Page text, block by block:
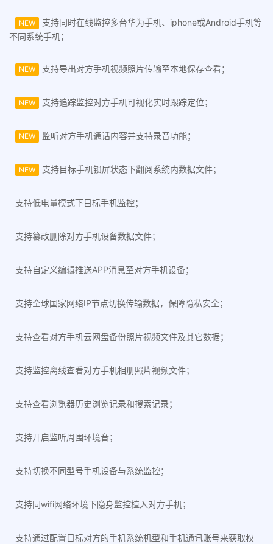
NEW
支持同时在线监控多台华为手机、iphone或Android手机等
不同系统手机；
NEW 支持导出对方手机视频照片传输至本地保存查看；
NEW 支持追踪监控对方手机可视化实时跟踪定位；
NEW 监听对方手机通话内容并支持录音功能；
NEW 支持目标手机锁屏状态下翻阅系统内数据文件；
支持低电量模式下目标手机监控；
支持篡改删除对方手机设备数据文件；
支持自定义编辑推送APP消息至对方手机设备；
支持全球国家网络IP节点切换传输数据，保障隐私安全；
支持查看对方手机云网盘备份照片视频文件及其它数据；
支持监控离线查看对方手机相册照片视频文件；
支持查看浏览器历史浏览记录和搜索记录；
支持开启监听周围环境音；
支持切换不同型号手机设备与系统监控；
支持同wifi网络环境下隐身监控植入对方手机；
支持通过配置目标对方的手机系统机型和手机通讯账号来获取权